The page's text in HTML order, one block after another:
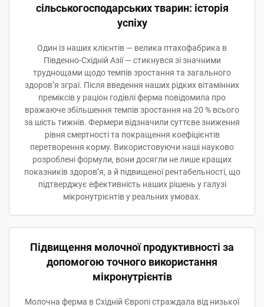
сільськогосподарських тварин: історія
успіху
Один із наших клієнтів — велика птахофабрика в
Південно-Східній Азії — стикнувся зі значними
труднощами щодо темпів зростання та загального
здоров’я зграї. Після введення наших рідких вітамінних
преміксів у раціон годівлі ферма повідомила про
вражаюче збільшення темпів зростання на 20 % всього
за шість тижнів. Фермери відзначили суттєве зниження
рівня смертності та покращення коефіцієнтів
перетворення корму. Використовуючи наші науково
розроблені формули, вони досягли не лише кращих
показників здоров’я, а й підвищеної рентабельності, що
підтверджує ефективність наших рішень у галузі
мікронутрієнтів у реальних умовах.
Підвищення молочної продуктивності за
допомогою точного використання
мікронутрієнтів
Молочна ферма в Східній Європі страждала від низької